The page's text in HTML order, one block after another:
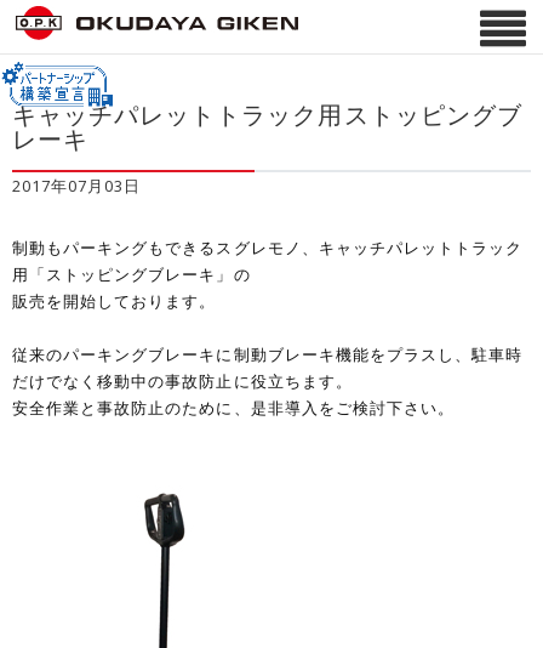
キャッチパレットトラック用ストッピングブ
レーキ
2017年07月03日
制動もパーキングもできるスグレモノ、キャッチパレットトラック
用「ストッピングブレーキ」の
販売を開始しております。
従来のパーキングブレーキに制動ブレーキ機能をプラスし、駐車時
だけでなく移動中の事故防止に役立ちます。
安全作業と事故防止のために、是非導入をご検討下さい。